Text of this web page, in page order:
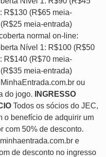
R$130 (R$65 meia-
meia-entrada)
normal on-line:
Nível 1: R$100 (R$50
R$140 (R$70 meia-
meia-entrada)
ou
do jogo.
INGRESSO
Todos os sócios do JEC,
o benefício de adquirir um
com 50% de desconto.
e
de desconto no ingresso